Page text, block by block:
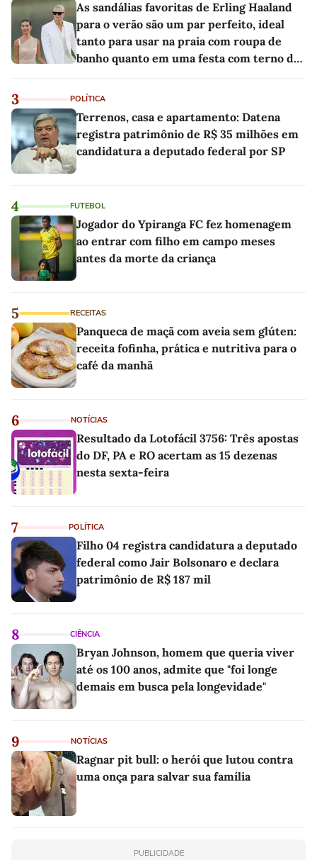
As sandálias favoritas de Erling Haaland
para o verão são um par perfeito, ideal
tanto para usar na praia com roupa de
banho quanto em uma festa com terno de
3 POLÍTICA
Terrenos, casa e apartamento: Datena
registra patrimônio de R$ 35 milhões em
candidatura a deputado federal por SP
4 FUTEBOL
Jogador do Ypiranga FC fez homenagem
ao entrar com filho em campo meses
antes da morte da criança
5 RECEITAS
Panqueca de maçã com aveia sem glúten:
receita fofinha, prática e nutritiva para o
café da manhã
6 NOTÍCIAS
Resultado da Lotofácil 3756: Três apostas
do DF, PA e RO acertam as 15 dezenas
nesta sexta-feira
7 POLÍTICA
Filho 04 registra candidatura a deputado
federal como Jair Bolsonaro e declara
patrimônio de R$ 187 mil
8 CIÊNCIA
Bryan Johnson, homem que queria viver
até os 100 anos, admite que "foi longe
demais em busca pela longevidade"
9 NOTÍCIAS
Ragnar pit bull: o herói que lutou contra
uma onça para salvar sua família
PUBLICIDADE